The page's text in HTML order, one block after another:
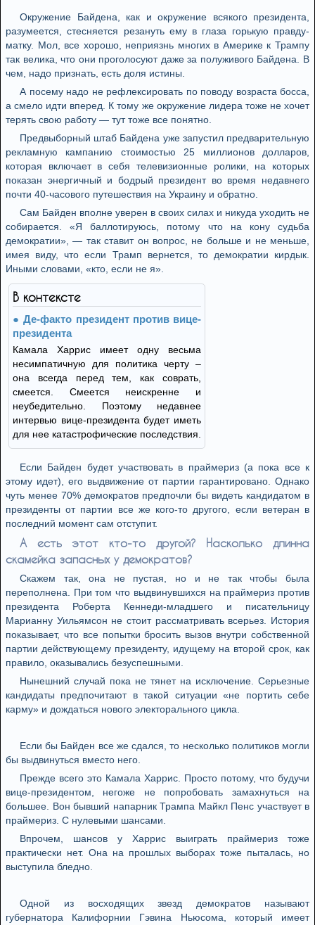
Окружение Байдена, как и окружение всякого президента,
разумеется, стесняется резануть ему в глаза горькую правду-
матку. Мол, все хорошо, неприязнь многих в Америке к Трампу
так велика, что они проголосуют даже за полуживого Байдена. В
чем, надо признать, есть доля истины.
А посему надо не рефлексировать по поводу возраста босса,
а смело идти вперед. К тому же окружение лидера тоже не хочет
терять свою работу — тут тоже все понятно.
Предвыборный штаб Байдена уже запустил предварительную
рекламную кампанию стоимостью 25 миллионов долларов,
которая включает в себя телевизионные ролики, на которых
показан энергичный и бодрый президент во время недавнего
почти 40-часового путешествия на Украину и обратно.
Сам Байден вполне уверен в своих силах и никуда уходить не
собирается. «Я баллотируюсь, потому что на кону судьба
демократии», — так ставит он вопрос, не больше и не меньше,
имея виду, что если Трамп вернется, то демократии кирдык.
Иными словами, «кто, если не я».
В контексте
Де-факто президент против вице-
президента
Камала Харрис имеет одну весьма
несимпатичную для политика черту –
она всегда перед тем, как соврать,
смеется. Смеется неискренне и
неубедительно. Поэтому недавнее
интервью вице-президента будет иметь
для нее катастрофические последствия.
Если Байден будет участвовать в праймериз (а пока все к
этому идет), его выдвижение от партии гарантировано. Однако
чуть менее 70% демократов предпочли бы видеть кандидатом в
президенты от партии все же кого-то другого, если ветеран в
последний момент сам отступит.
А есть этот кто-то другой? Насколько длинна
скамейка запасных у демократов?
Скажем так, она не пустая, но и не так чтобы была
переполнена. При том что выдвинувшихся на праймериз против
президента Роберта Кеннеди-младшего и писательницу
Марианну Уильямсон не стоит рассматривать всерьез. История
показывает, что все попытки бросить вызов внутри собственной
партии действующему президенту, идущему на второй срок, как
правило, оказывались безуспешными.
Нынешний случай пока не тянет на исключение. Серьезные
кандидаты предпочитают в такой ситуации «не портить себе
карму» и дождаться нового электорального цикла.
Если бы Байден все же сдался, то несколько политиков могли
бы выдвинуться вместо него.
Прежде всего это Камала Харрис. Просто потому, что будучи
вице-президентом, негоже не попробовать замахнуться на
большее. Вон бывший напарник Трампа Майкл Пенс участвует в
праймериз. С нулевыми шансами.
Впрочем, шансов у Харрис выиграть праймериз тоже
практически нет. Она на прошлых выборах тоже пыталась, но
выступила бледно.
Одной из восходящих звезд демократов называют
губернатора Калифорнии Гэвина Ньюсома, который имеет